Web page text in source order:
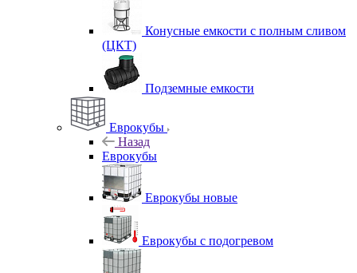
Конусные емкости с полным сливом
(ЦКТ)
Подземные емкости
Еврокубы
Назад
Еврокубы
Еврокубы новые
Еврокубы с подогревом